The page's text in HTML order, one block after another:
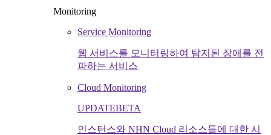
Monitoring
Service Monitoring
웹 서비스를 모니터링하여 탐지된 장애를 전
파하는 서비스
Cloud Monitoring
UPDATEBETA
인스턴스와 NHN Cloud 리소스들에 대한 시